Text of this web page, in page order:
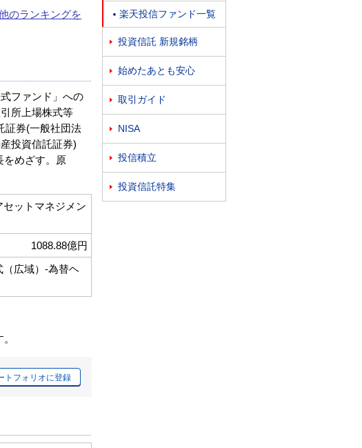
のランキングを
ファンド」への
所上場株式等
証券(一般社団法
投資信託証券)
をめざす。原
セットマネジメン
1088.88億円
（広域）-為替ヘ
トフォリオに登録
 楽天投信ファンド一覧
 投資信託 新規銘柄
 始めたあとも安心
 取引ガイド
 NISA
 投信積立
 投資信託特集